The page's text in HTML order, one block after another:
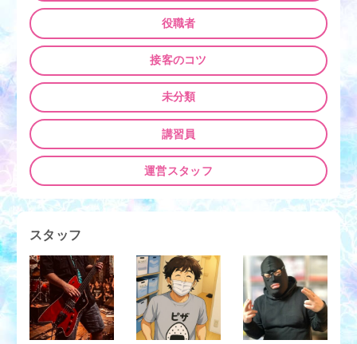
役職者
接客のコツ
未分類
講習員
運営スタッフ
スタッフ